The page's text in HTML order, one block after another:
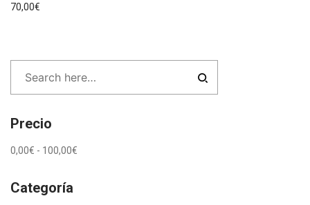
70,00€
Precio
0,00€ - 100,00€
Categoría